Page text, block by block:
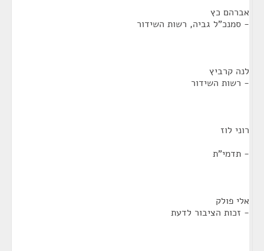
אברהם כץ
- סמנכ"ל גביה, רשות השידור
לנה קרביץ
- רשות השידור
רוני לוז
- תדמי"ת
אלי פולק
- זכות הציבור לדעת